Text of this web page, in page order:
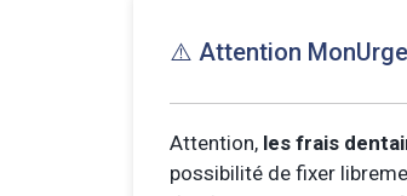
⚠️ Attention
Attention, les frais
possibilité de fixer